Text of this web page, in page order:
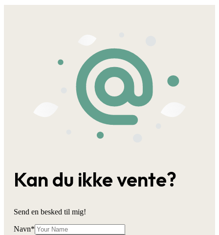
Kan du ikke vente?
Send en besked til mig!
Navn*